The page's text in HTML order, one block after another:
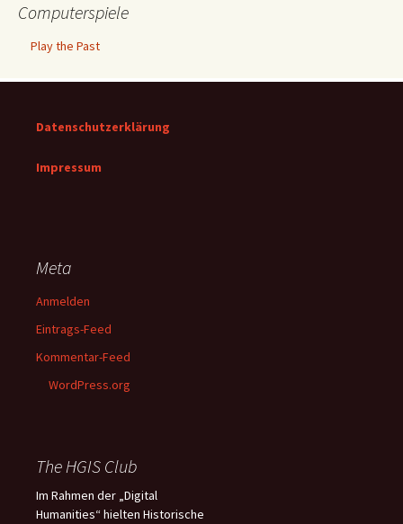
Computerspiele
Play the Past
Datenschutzerklärung
Impressum
Meta
Anmelden
Eintrags-Feed
Kommentar-Feed
WordPress.org
The HGIS Club
Im Rahmen der „Digital
Humanities“ hielten Historische